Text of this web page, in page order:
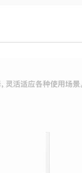
面
面
灵活适应各种使用场景。